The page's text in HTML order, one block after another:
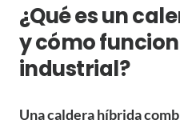
¿Qué es un
y cómo
industrial?
Una caldera híbrida